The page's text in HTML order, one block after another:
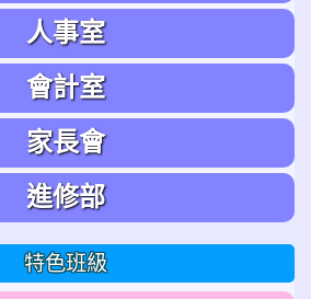
人事室
會計室
家長會
進修部
特色班級